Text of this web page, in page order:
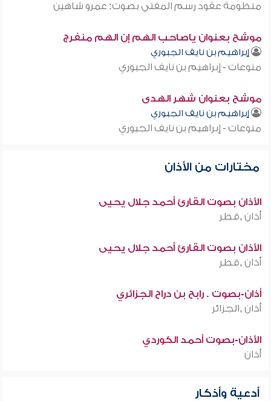
منظومة عقود رسم المفتي بصوت: عمرو شاهين
موشح بعنوان ياصاحب الهم إن الهم منفرج
إبراهيم بن نايف الجبوري
منوعات - إبراهيم بن نايف الجبوري
موشح بعنوان شهر الهدى
إبراهيم بن نايف الجبوري
منوعات - إبراهيم بن نايف الجبوري
مختارات من الأذان
الأذان بصوت القارئ أحمد جلال يحيى
أذان ,قطر
الأذان بصوت القارئ أحمد جلال يحيى
أذان ,قطر
أذان-بصوت . رابح بن دراح الجزائري
أذان ,الجزائر
الأذان-بصوت أحمد الكوردي
أذان
أدعية وأذكار